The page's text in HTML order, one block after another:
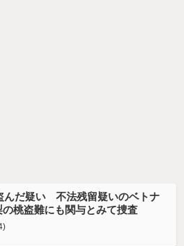
んだ疑い 不法残留疑いのベトナ
桃盗難にも関与とみて捜査